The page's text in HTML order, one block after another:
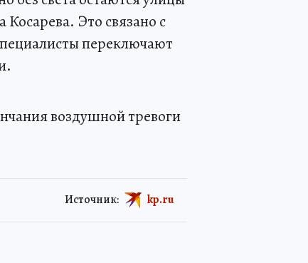
Это связано с
переключают
воздушной тревоги
Источник: kp.ru